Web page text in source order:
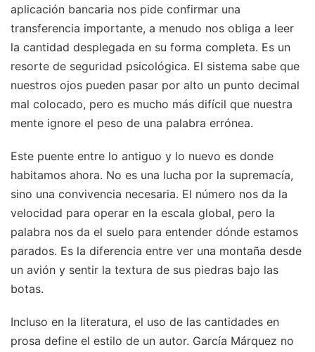
aplicación bancaria nos pide confirmar una
transferencia importante, a menudo nos obliga a leer
la cantidad desplegada en su forma completa. Es un
resorte de seguridad psicológica. El sistema sabe que
nuestros ojos pueden pasar por alto un punto decimal
mal colocado, pero es mucho más difícil que nuestra
mente ignore el peso de una palabra errónea.
Este puente entre lo antiguo y lo nuevo es donde
habitamos ahora. No es una lucha por la supremacía,
sino una convivencia necesaria. El número nos da la
velocidad para operar en la escala global, pero la
palabra nos da el suelo para entender dónde estamos
parados. Es la diferencia entre ver una montaña desde
un avión y sentir la textura de sus piedras bajo las
botas.
Incluso en la literatura, el uso de las cantidades en
prosa define el estilo de un autor. García Márquez no